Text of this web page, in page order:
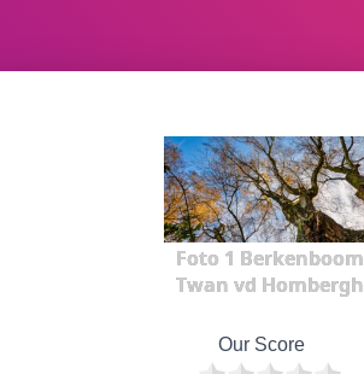
Foto 1 Berkenboom
Twan vd Hombergh
Our Score